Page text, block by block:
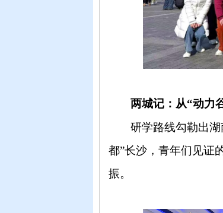
两城记：从“动力
研学路线勾勒出
都”长沙，青年们见证
振。